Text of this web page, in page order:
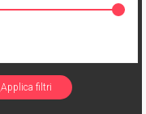
Applica filtri